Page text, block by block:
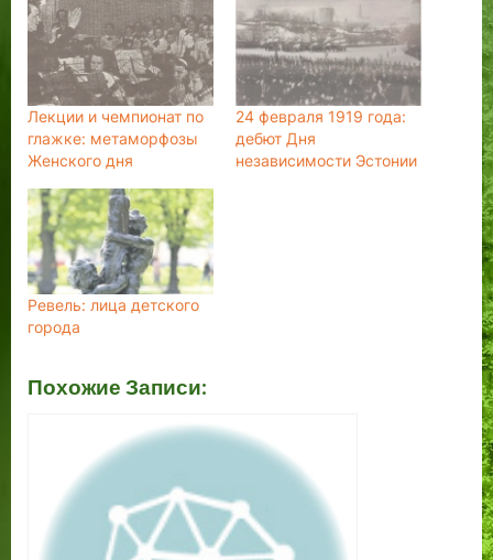
Лекции и чемпионат по
глажке: метаморфозы
Женского дня
24 февраля 1919 года:
дебют Дня
независимости Эстонии
Ревель: лица детского
города
Похожие Записи: